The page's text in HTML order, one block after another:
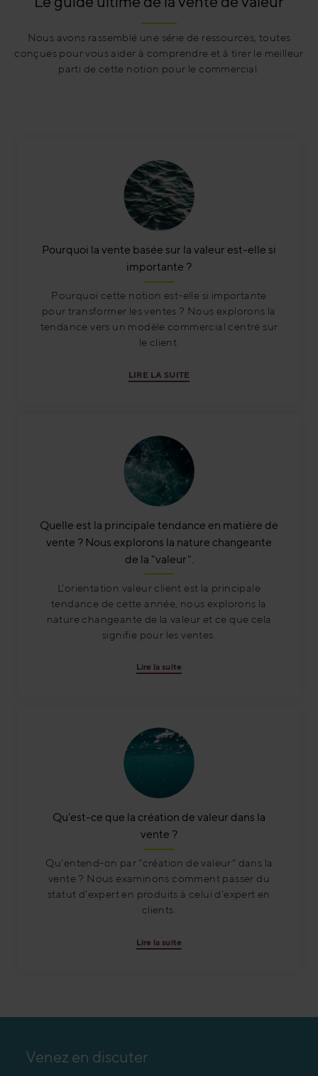
Nous avons rassemblé une série de ressources, toutes
conçues pour vous aider à comprendre et à tirer le meilleur
parti de cette notion pour le commercial.
Pourquoi la vente basée sur la valeur est-elle si
importante ?
Pourquoi cette notion est-elle si importante
pour transformer les ventes ? Nous explorons la
tendance vers un modèle commercial centré sur
le client.
LIRE LA SUITE
Quelle est la principale tendance en matière de
vente ? Nous explorons la nature changeante
de la "valeur".
L'orientation valeur client est la principale
tendance de cette année, nous explorons la
nature changeante de la valeur et ce que cela
signifie pour les ventes.
Lire la suite
Qu'est-ce que la création de valeur dans la
vente ?
Qu'entend-on par "création de valeur" dans la
vente ? Nous examinons comment passer du
statut d'expert en produits à celui d'expert en
clients.
Lire la suite
Venez en discuter